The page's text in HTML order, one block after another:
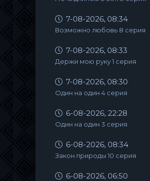
7-08-2026, 08:34
Возможно любовь 8 серия
7-08-2026, 08:33
Держи мою руку 1 серия
7-08-2026, 08:30
Один на один 4 серия
6-08-2026, 22:28
Один на один 3 серия
6-08-2026, 08:34
Закон природы 10 серия
6-08-2026, 06:50